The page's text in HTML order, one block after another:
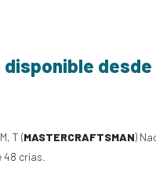
desde
T (MASTERCRAFTSMAN)
48 crías.